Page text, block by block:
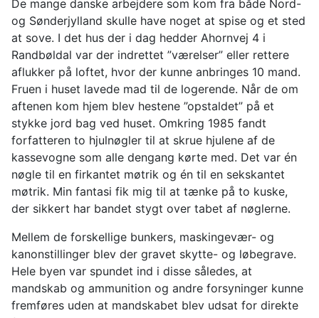
De mange danske arbejdere som kom fra både Nord-
og Sønderjylland skulle have noget at spise og et sted
at sove. I det hus der i dag hedder Ahornvej 4 i
Randbøldal var der indrettet ”værelser” eller rettere
aflukker på loftet, hvor der kunne anbringes 10 mand.
Fruen i huset lavede mad til de logerende. Når de om
aftenen kom hjem blev hestene ”opstaldet” på et
stykke jord bag ved huset. Omkring 1985 fandt
forfatteren to hjulnøgler til at skrue hjulene af de
kassevogne som alle dengang kørte med. Det var én
nøgle til en firkantet møtrik og én til en sekskantet
møtrik. Min fantasi fik mig til at tænke på to kuske,
der sikkert har bandet stygt over tabet af nøglerne.
Mellem de forskellige bunkers, maskingevær- og
kanonstillinger blev der gravet skytte- og løbegrave.
Hele byen var spundet ind i disse således, at
mandskab og ammunition og andre forsyninger kunne
fremføres uden at mandskabet blev udsat for direkte